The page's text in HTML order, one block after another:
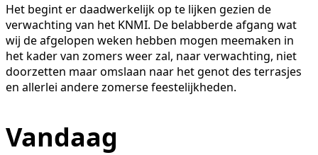
Het begint er daadwerkelijk op te lijken gezien de
verwachting van het KNMI. De belabberde afgang wat
wij de afgelopen weken hebben mogen meemaken in
het kader van zomers weer zal, naar verwachting, niet
doorzetten maar omslaan naar het genot des terrasjes
en allerlei andere zomerse feestelijkheden.
Vandaag